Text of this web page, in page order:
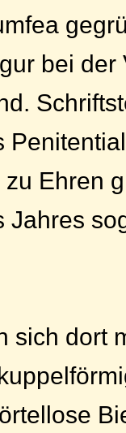
bei der
Ehren
Jahres
sich dort